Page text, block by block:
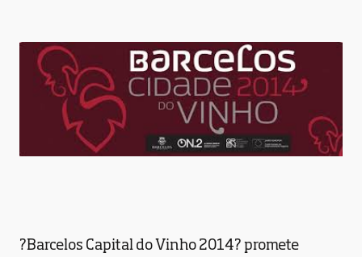
?Barcelos Capital do Vinho 2014? promete